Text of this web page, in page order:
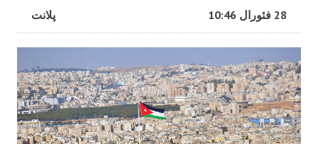
پلانت 28 فئورال 10:46